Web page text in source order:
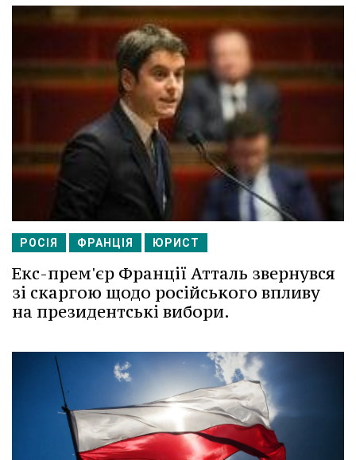
РОСІЯ ФРАНЦІЯ ЮРИСТ
Екс-прем'єр Франції Атталь звернувся
зі скаргою щодо російського впливу
на президентські вибори.